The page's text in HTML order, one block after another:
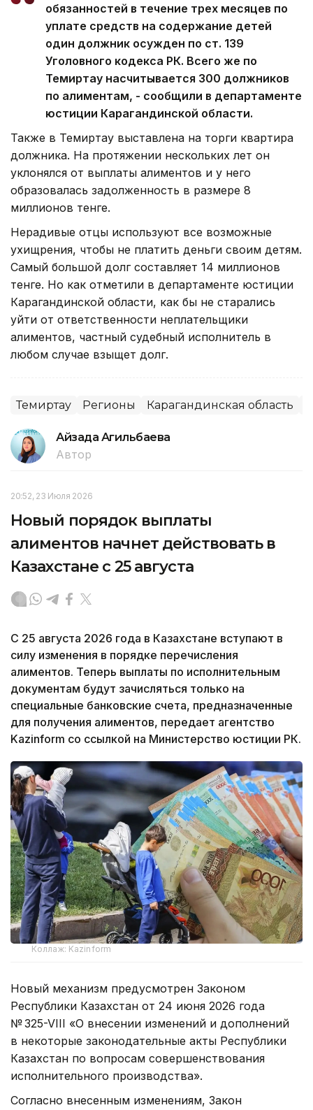
обязанностей в течение трех месяцев по
уплате средств на содержание детей
один должник осужден по ст. 139
Уголовного кодекса РК. Всего же по
Темиртау насчитывается 300 должников
по алиментам, - сообщили в департаменте
юстиции Карагандинской области.
Также в Темиртау выставлена на торги квартира
должника. На протяжении нескольких лет он
уклонялся от выплаты алиментов и у него
образовалась задолженность в размере 8
миллионов тенге.
Нерадивые отцы используют все возможные
ухищрения, чтобы не платить деньги своим детям.
Самый большой долг составляет 14 миллионов
тенге. Но как отметили в департаменте юстиции
Карагандинской области, как бы не старались
уйти от ответственности неплательщики
алиментов, частный судебный исполнитель в
любом случае взыщет долг.
Темиртау Регионы Карагандинская область
Айзада Агильбаева
Автор
20:52, 23 Июля 2026
Новый порядок выплаты
алиментов начнет действовать в
Казахстане с 25 августа
С 25 августа 2026 года в Казахстане вступают в
силу изменения в порядке перечисления
алиментов. Теперь выплаты по исполнительным
документам будут зачисляться только на
специальные банковские счета, предназначенные
для получения алиментов, передает агентство
Kazinform со ссылкой на Министерство юстиции РК.
Коллаж: Kazinform
Новый механизм предусмотрен Законом
Республики Казахстан от 24 июня 2026 года
№ 325-VIII «О внесении изменений и дополнений
в некоторые законодательные акты Республики
Казахстан по вопросам совершенствования
исполнительного производства».
Согласно внесенным изменениям, Закон